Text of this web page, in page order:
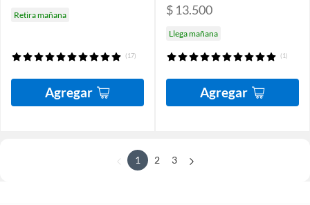
Retira mañana
(17)
Agregar
$ 13.500
Llega mañana
(1)
Agregar
1 2 3